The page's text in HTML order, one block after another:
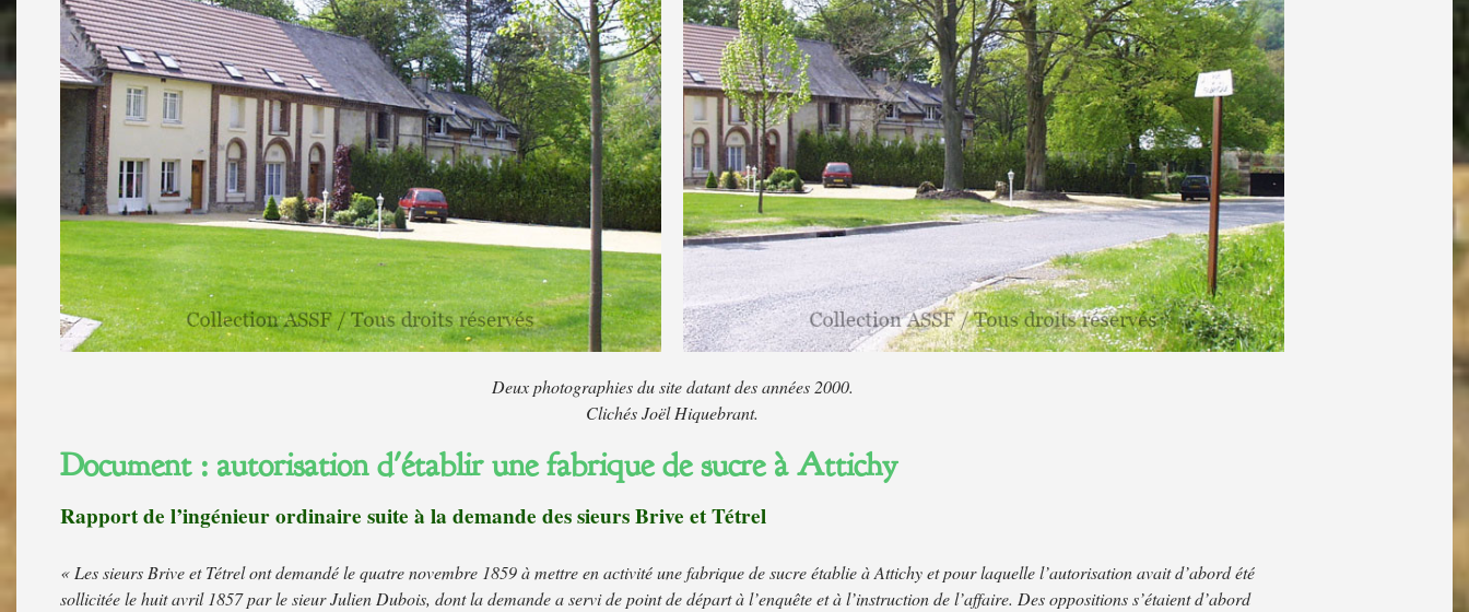
Deux photographies du site datant des années 2000.
Clichés Joël Hiquebrant.
Document : autorisation d'établir une fabrique de sucre à Attichy
Rapport de l’ingénieur ordinaire suite à la demande des sieurs Brive et Tétrel
« Les sieurs Brive et Tétrel ont demandé le quatre novembre 1859 à mettre en activité une fabrique de sucre établie à Attichy et pour laquelle l’autorisation avait d’abord été
sollicitée le huit avril 1857 par le sieur Julien Dubois, dont la demande a servi de point de départ à l’enquête et à l’instruction de l’affaire. Des oppositions s’étaient d’abord